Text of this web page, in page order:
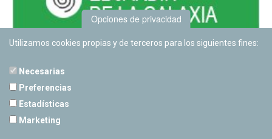
Opciones de privacidad
Utilizamos cookies propias y de terceros para los siguientes fines:
Necesarias
Preferencias
Estadísticas
Marketing